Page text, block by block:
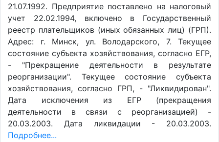
21.07.1992. Предприятие поставлено на налоговый
учет 22.02.1994, включено в Государственный
реестр плательщиков (иных обязанных лиц) (ГРП).
Адрес: г. Минск, ул. Володарского, 7. Текущее
состояние субъекта хозяйствования, согласно ЕГР,
- "Прекращение деятельности в результате
реорганизации". Текущее состояние субъекта
хозяйствования, согласно ГРП, - "Ликвидирован".
Дата исключения из ЕГР (прекращения
деятельности в связи с реорганизацией) -
20.03.2003. Дата ликвидации - 20.03.2003.
Подробнее...